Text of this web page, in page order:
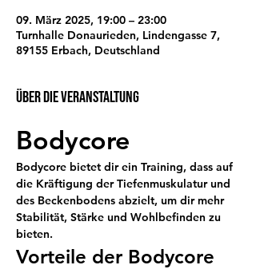
09. März 2025, 19:00 – 23:00
Turnhalle Donaurieden, Lindengasse 7,
89155 Erbach, Deutschland
Über die Veranstaltung
Bodycore
Bodycore bietet dir ein Training, dass auf
die Kräftigung der Tiefenmuskulatur und
des Beckenbodens abzielt, um dir mehr
Stabilität, Stärke und Wohlbefinden zu
bieten.
Vorteile der Bodycore